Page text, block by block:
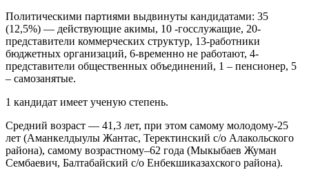
Политическими партиями выдвинуты кандидатами: 35
(12,5%) — действующие акимы, 10 -госслужащие, 20-
представители коммерческих структур, 13-работники
бюджетных организаций, 6-временно не работают, 4-
представители общественных объединений, 1 – пенсионер, 5
– самозанятые.
1 кандидат имеет ученую степень.
Средний возраст — 41,3 лет, при этом самому молодому-25
лет (Аманкелдыулы Жантас, Теректинский с/о Алакольского
района), самому возрастному–62 года (Мыкыбаев Жуман
Сембаевич, Балтабайский с/о Енбекшиказахского района).